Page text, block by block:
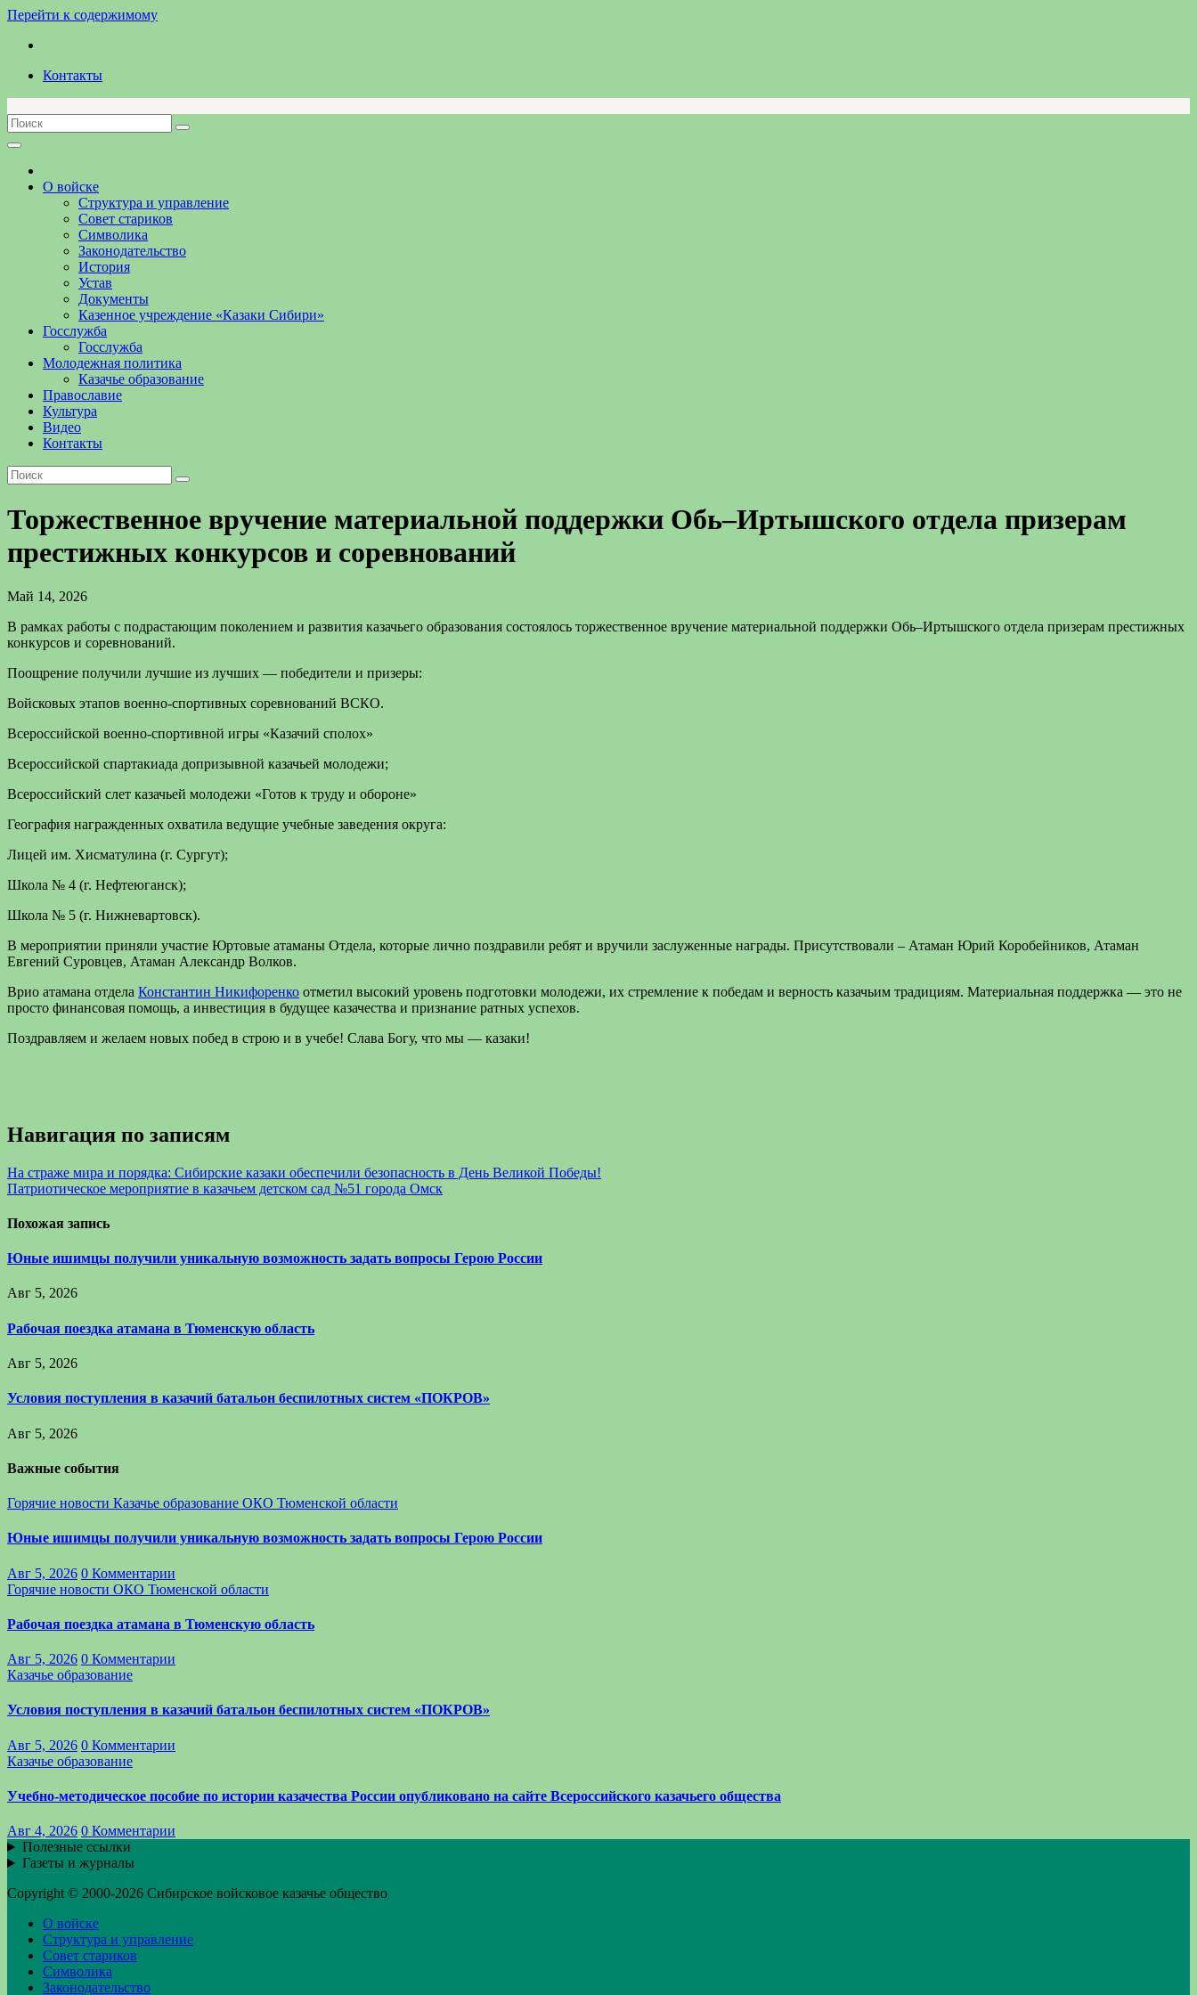
Перейти к содержимому
Контакты
О войске
Структура и управление
Совет стариков
Символика
Законодательство
История
Устав
Документы
Казенное учреждение «Казаки Сибири»
Госслужба
Госслужба
Молодежная политика
Казачье образование
Православие
Культура
Видео
Контакты
Торжественное вручение материальной поддержки Обь–Иртышского отдела призерам
престижных конкурсов и соревнований
Май 14, 2026
В рамках работы с подрастающим поколением и развития казачьего образования состоялось торжественное вручение материальной поддержки Обь–Иртышского отдела призерам престижных
конкурсов и соревнований.
Поощрение получили лучшие из лучших — победители и призеры:
Войсковых этапов военно-спортивных соревнований ВСКО.
Всероссийской военно-спортивной игры «Казачий сполох»
Всероссийской спартакиада допризывной казачьей молодежи;
Всероссийский слет казачьей молодежи «Готов к труду и обороне»
География награжденных охватила ведущие учебные заведения округа:
Лицей им. Хисматулина (г. Сургут);
Школа № 4 (г. Нефтеюганск);
Школа № 5 (г. Нижневартовск).
В мероприятии приняли участие Юртовые атаманы Отдела, которые лично поздравили ребят и вручили заслуженные награды. Присутствовали – Атаман Юрий Коробейников, Атаман
Евгений Суровцев, Атаман Александр Волков.
Врио атамана отдела Константин Никифоренко отметил высокий уровень подготовки молодежи, их стремление к победам и верность казачьим традициям. Материальная поддержка — это не
просто финансовая помощь, а инвестиция в будущее казачества и признание ратных успехов.
Поздравляем и желаем новых побед в строю и в учебе! Слава Богу, что мы — казаки!
Навигация по записям
На страже мира и порядка: Сибирские казаки обеспечили безопасность в День Великой Победы!
Патриотическое мероприятие в казачьем детском сад №51 города Омск
Похожая запись
Юные ишимцы получили уникальную возможность задать вопросы Герою России
Авг 5, 2026
Рабочая поездка атамана в Тюменскую область
Авг 5, 2026
Условия поступления в казачий батальон беспилотных систем «ПОКРОВ»
Авг 5, 2026
Важные события
Горячие новости Казачье образование ОКО Тюменской области
Юные ишимцы получили уникальную возможность задать вопросы Герою России
Авг 5, 2026 0 Комментарии
Горячие новости ОКО Тюменской области
Рабочая поездка атамана в Тюменскую область
Авг 5, 2026 0 Комментарии
Казачье образование
Условия поступления в казачий батальон беспилотных систем «ПОКРОВ»
Авг 5, 2026 0 Комментарии
Казачье образование
Учебно-методическое пособие по истории казачества России опубликовано на сайте Всероссийского казачьего общества
Авг 4, 2026 0 Комментарии
Полезные ссылки
Газеты и журналы
Copyright © 2000-2026 Сибирское войсковое казачье общество
О войске
Структура и управление
Совет стариков
Символика
Законодательство